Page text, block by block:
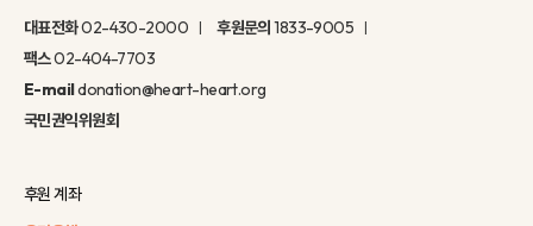
대표전화02-430-2000 후원문의1833-9005
팩스02-404-7703
E-maildonation@heart-heart.org
국민권익위원회
후원 계좌